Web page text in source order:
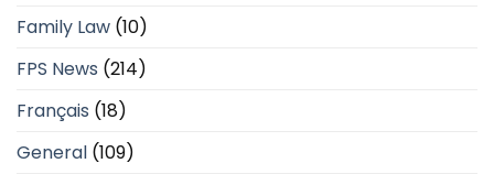
Family Law (10)
FPS News (214)
Français (18)
General (109)